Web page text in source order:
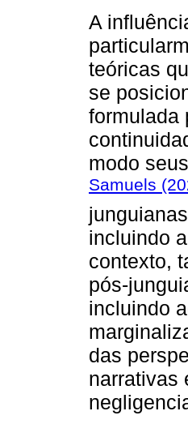
A
teóricas
se
formulada
modo
Samuels
incluindo
contexto,
pós-
incluindo
das
narrativas